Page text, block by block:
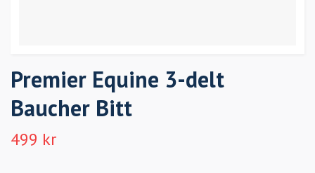
Premier Equine 3-delt
Baucher Bitt
499 kr